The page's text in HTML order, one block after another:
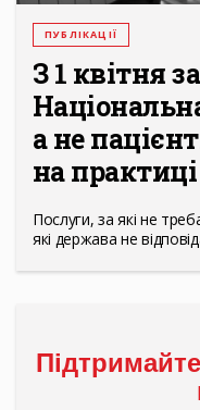
ПУБЛІКАЦІЇ
З 1 квітня
а не
на практиці
Послуги, за які не
які держава не